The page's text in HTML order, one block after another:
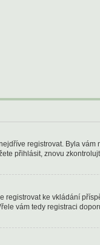
registrovat. Byla
přihlásit, znovu
registrovat ke vkládání
vám tedy registraci